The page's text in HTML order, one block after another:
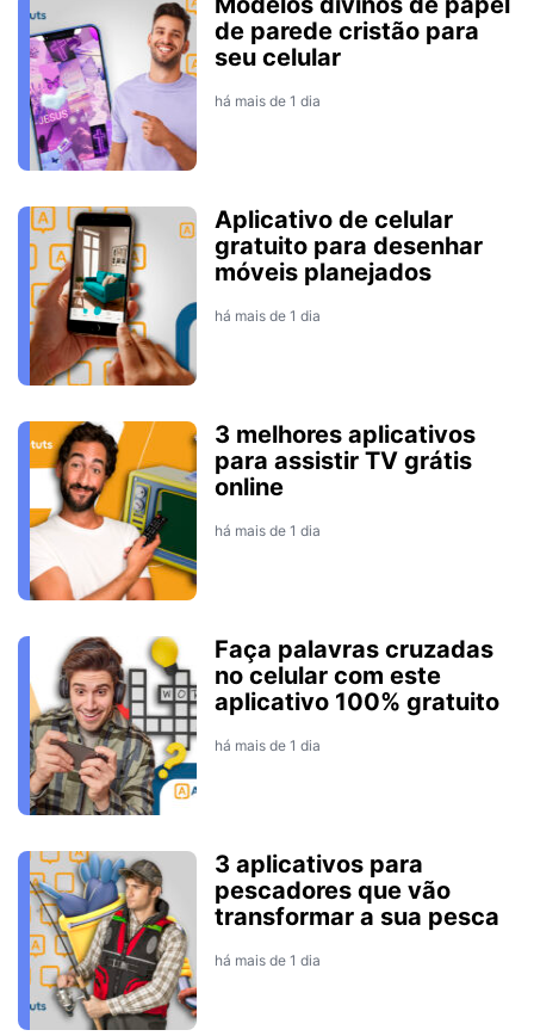
de parede cristão para
seu celular
há mais de 1 dia
Aplicativo de celular
gratuito para desenhar
móveis planejados
há mais de 1 dia
3 melhores aplicativos
para assistir TV grátis
online
há mais de 1 dia
Faça palavras cruzadas
no celular com este
aplicativo 100% gratuito
há mais de 1 dia
3 aplicativos para
pescadores que vão
transformar a sua pesca
há mais de 1 dia